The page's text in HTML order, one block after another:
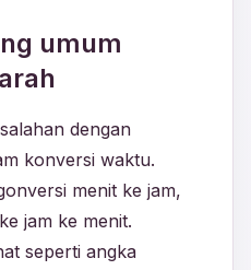
umum
dengan
konversi waktu.
menit ke jam,
jam ke menit.
seperti angka